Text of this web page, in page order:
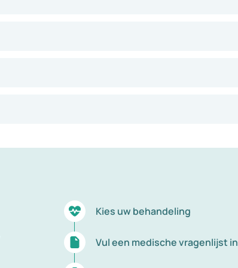
Kies uw behandeling
Vul een medische vragenlijst in